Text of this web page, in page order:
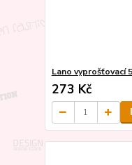
Lano vyprošťovací
273 Kč